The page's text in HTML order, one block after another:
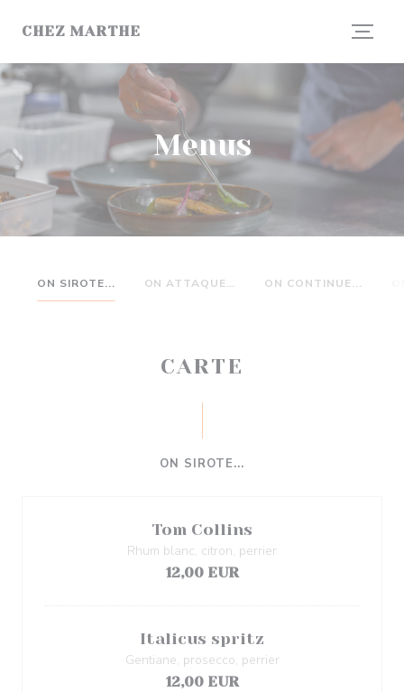
CHEZ MARTHE
Menus
ON SIROTE... ON ATTAQUE… ON CONTINUE...
CARTE
ON SIROTE...
Tom Collins
Rhum blanc, citron, perrier
12,00 EUR
Italicus spritz
Gentiane, prosecco, perrier
12,00 EUR